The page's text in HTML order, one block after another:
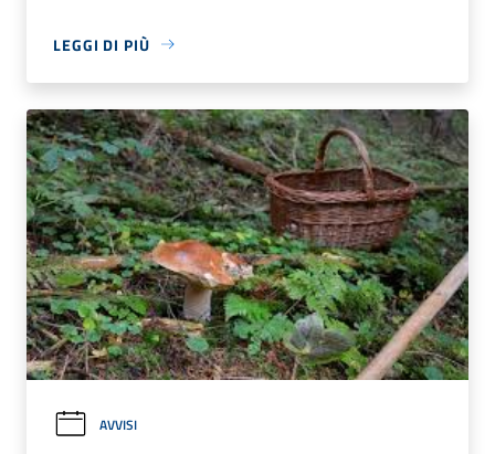
LEGGI DI PIÙ
AVVISI